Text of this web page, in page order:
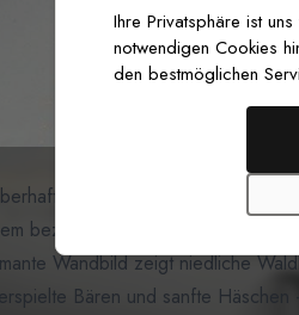
Kinderzimmer mit unserer
bezaubernden Design, das die
Wandbild zeigt niedliche
Bären und sanfte
Ihre Privatsphäre ist
notwendigen Cookies
den bestmöglichen